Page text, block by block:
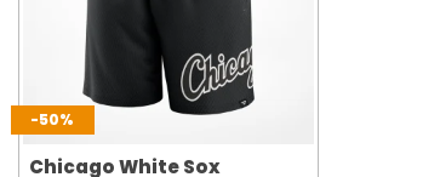
-50%
Chicago White Sox